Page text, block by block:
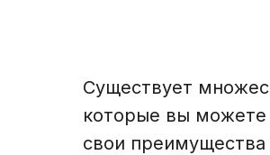
Существует
которые вы можете
свои преимущества